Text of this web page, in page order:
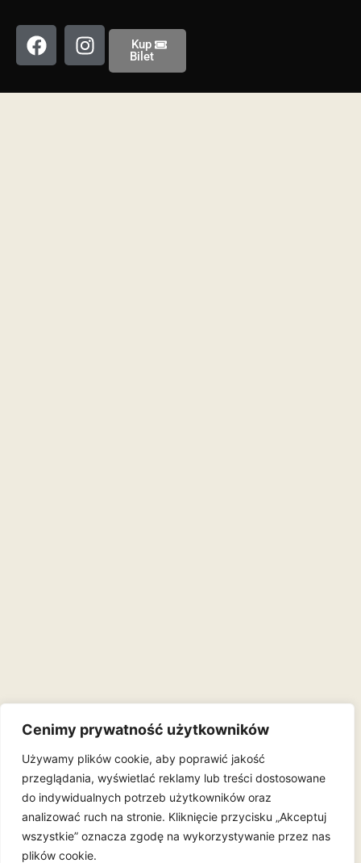
Cenimy prywatność użytkowników
Używamy plików cookie, aby poprawić jakość
przeglądania, wyświetlać reklamy lub treści dostosowane
do indywidualnych potrzeb użytkowników oraz
analizować ruch na stronie. Kliknięcie przycisku „Akceptuj
wszystkie” oznacza zgodę na wykorzystywanie przez nas
plików cookie.
Kup
Bilet